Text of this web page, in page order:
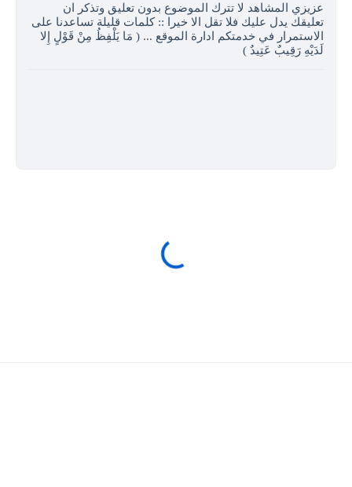
عزيزي المشاهد لا تترك الموضوع بدون تعليق وتذكر ان
تعليقك يدل عليك فلا تقل الا خيرا :: كلمات قليلة تساعدنا على
الاستمرار في خدمتكم ادارة الموقع ... ( مَا يَلْفِظُ مِنْ قَوْلٍ إِلا
لَدَيْهِ رَقِيبٌ عَتِيدٌ )